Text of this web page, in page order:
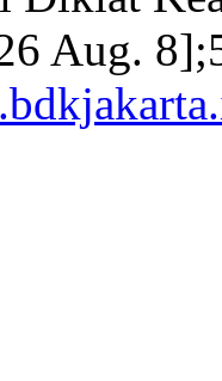
Aug.